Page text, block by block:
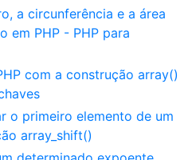
a circunferência e a área
em PHP - PHP para
com a construção array()
o primeiro elemento de um
array_shift()